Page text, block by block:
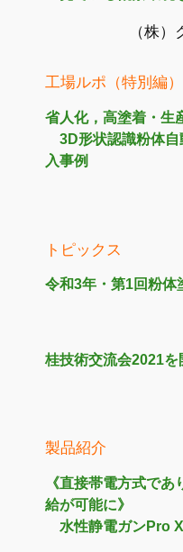
（株
工場ルポ（特別編）
省人化，高塗着・生
3D形状認識粉体自
入事例
トピックス
令和3年・第1回粉体
桂技術交流会2021を
製品紹介
《直接帯電方式で
給が可能に》
水性静電ガンPro